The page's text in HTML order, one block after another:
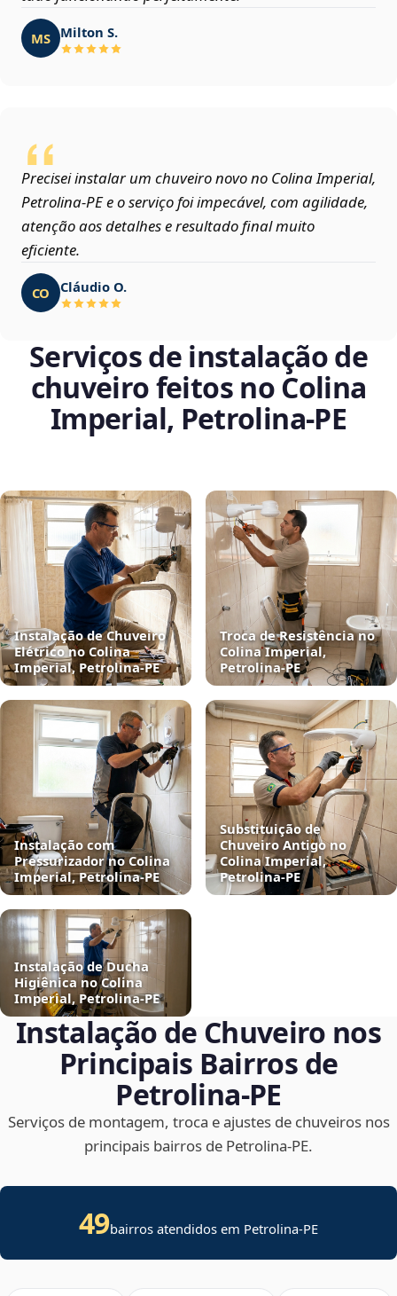
MS Milton S.
Precisei instalar um chuveiro novo no Colina Imperial,
Petrolina‑PE e o serviço foi impecável, com agilidade,
atenção aos detalhes e resultado final muito
eficiente.
CO Cláudio O.
Serviços de instalação de
chuveiro feitos no Colina
Imperial, Petrolina‑PE
Instalação de Chuveiro
Elétrico no Colina
Imperial, Petrolina‑PE
Troca de Resistência no
Colina Imperial,
Petrolina‑PE
Instalação com
Pressurizador no Colina
Imperial, Petrolina‑PE
Substituição de
Chuveiro Antigo no
Colina Imperial,
Petrolina‑PE
Instalação de Ducha
Higiênica no Colina
Imperial, Petrolina‑PE
Instalação de Chuveiro nos
Principais Bairros de
Petrolina‑PE
Serviços de montagem, troca e ajustes de chuveiros nos
principais bairros de Petrolina‑PE.
49bairros atendidos em Petrolina-PE